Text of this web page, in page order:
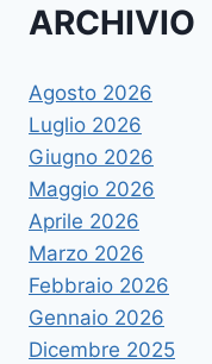
ARCHIVIO
Agosto 2026
Luglio 2026
Giugno 2026
Maggio 2026
Aprile 2026
Marzo 2026
Febbraio 2026
Gennaio 2026
Dicembre 2025